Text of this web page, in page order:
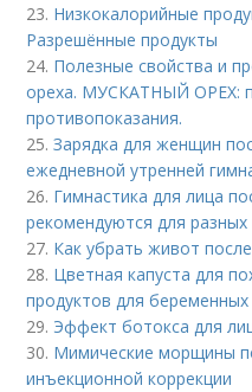
23. Низкокалорийные
Разрешённые продукты
24. Полезные свойства и
ореха. МУСКАТНЫЙ ОРЕХ:
противопоказания.
25.Зарядка для женщин
ежедневной утренней
26. Гимнастика для лица
рекомендуются для разных
27. Как убрать живот
28. Цветная капуста для
продуктов для беременных
29. Эффект ботокса для
30. Мимические морщины
инъекционной коррекции